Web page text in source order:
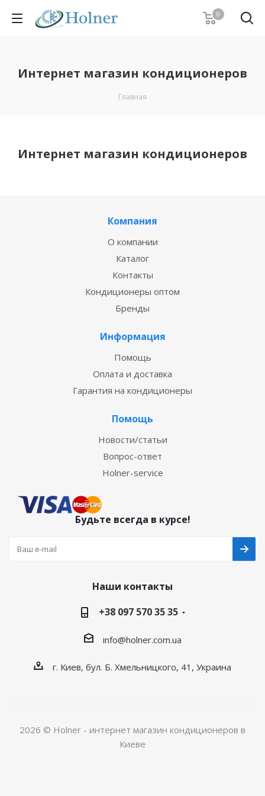
0
Интернет магазин кондиционеров
Главная
Интернет магазин кондиционеров
Компания
О компании
Каталог
Контакты
Кондиционеры оптом
Бренды
Информация
Помощь
Оплата и доставка
Гарантия на кондиционеры
Помощь
Новости/статьи
Вопрос-ответ
Holner-service
Будьте всегда в курсе!
Наши контакты
+38 097 570 35 35
info@holner.com.ua
г. Киев, бул. Б. Хмельницкого, 41, Украина
2026 © Holner - интернет магазин кондиционеров в
Киеве